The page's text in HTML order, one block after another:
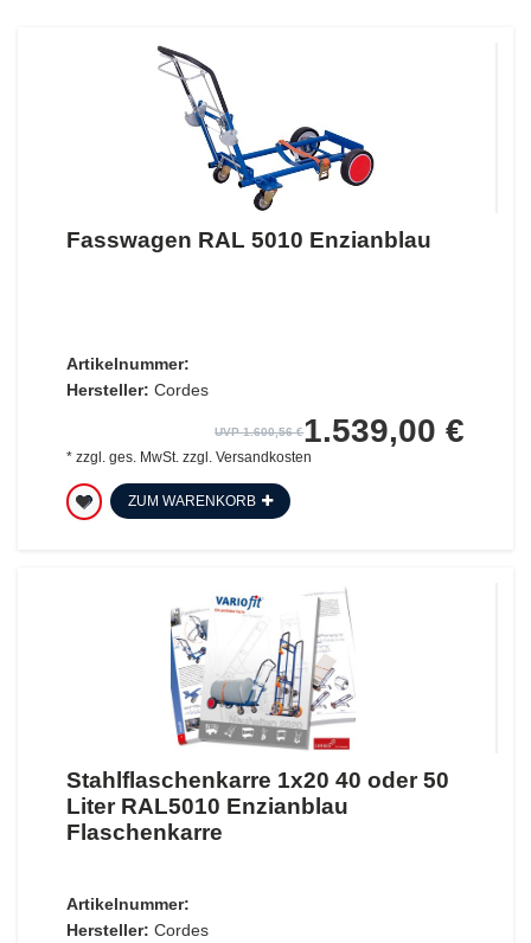
Fasswagen RAL 5010 Enzianblau
Artikelnummer:
Hersteller: Cordes
UVP 1.600,56 €1.539,00 €
* zzgl. ges. MwSt.zzgl. Versandkosten
ZUM WARENKORB
Stahlflaschenkarre 1x20 40 oder 50
Liter RAL5010 Enzianblau
Flaschenkarre
Artikelnummer:
Hersteller: Cordes